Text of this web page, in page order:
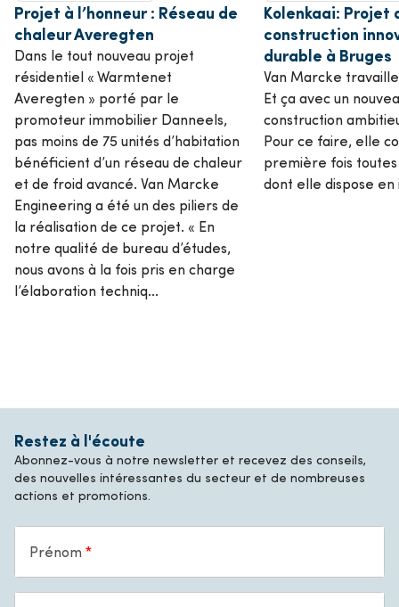
Projet à l’honneur : Réseau de
chaleur Averegten
Dans le tout nouveau projet
résidentiel « Warmtenet
Averegten » porté par le
promoteur immobilier Danneels,
pas moins de 75 unités d’habitation
bénéficient d’un réseau de chaleur
et de froid avancé. Van Marcke
Engineering a été un des piliers de
la réalisation de ce projet. « En
notre qualité de bureau d’études,
nous avons à la fois pris en charge
l’élaboration techniq...
Kolenkaai: Projet
construction
durable à Bruges
Van Marcke
Et ça avec un
construction
Pour ce faire, elle
première fois
dont elle dispose
Restez à l'écoute
Abonnez-vous à notre newsletter et recevez des conseils,
des nouvelles intéressantes du secteur et de nombreuses
actions et promotions.
Prénom